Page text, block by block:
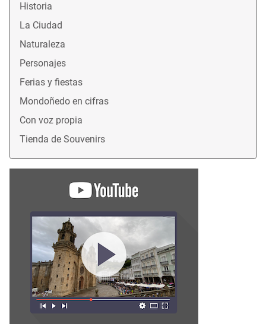
Historia
La Ciudad
Naturaleza
Personajes
Ferias y fiestas
Mondoñedo en cifras
Con voz propia
Tienda de Souvenirs